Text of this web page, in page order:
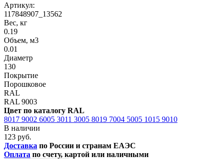
Артикул:
117848907_13562
Вес, кг
0.19
Объем, м3
0.01
Диаметр
130
Покрытие
Порошковое
RAL
RAL 9003
Цвет по каталогу RAL
8017 9002 6005 3011 3005 8019 7004 5005 1015 9010
В наличии
123 руб.
Доставка по России и странам ЕАЭС
Оплата по счету, картой или наличными